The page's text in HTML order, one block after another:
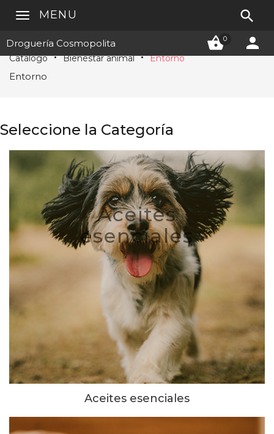
Droguería Cosmopolita 0 
MENU 
Catálogo Bienestar animal Entorno
Entorno
Seleccione la Categoría
Aceites
esenciales
Aceites esenciales